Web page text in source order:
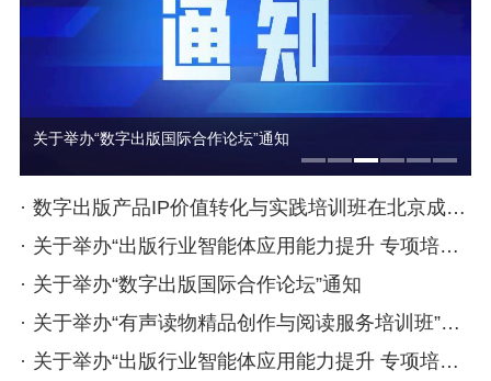
关于举办“数字出版国际合作论坛”通知
· 数字出版产品IP价值转化与实践培训班在北京成功举办
· 关于举办“出版行业智能体应用能力提升 专项培训班（第三期）”的通知
· 关于举办“数字出版国际合作论坛”通知
· 关于举办“有声读物精品创作与阅读服务培训班”的通知
· 关于举办“出版行业智能体应用能力提升 专项培训班（第二期）”的通知